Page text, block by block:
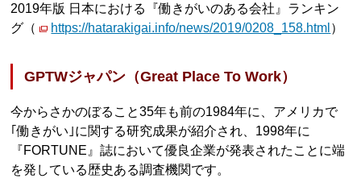
2019年版 日本における『働きがいのある会社』ランキン
グ（
https://hatarakigai.info/news/2019/0208_158.html ）
GPTWジャパン（Great Place To Work）
今からさかのぼること35年も前の1984年に、アメリカで
｢働きがい｣に関する研究成果が紹介され、1998年に
『FORTUNE』誌において優良企業が発表されたことに端
を発している歴史ある調査機関です。